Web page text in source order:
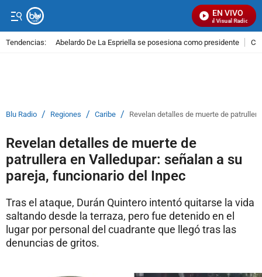
EN VIVO
Señal Visual Radio
Tendencias: Abelardo De La Espriella se posesiona como presidente
Blu Radio / Regiones / Caribe / Revelan detalles de muerte de
Revelan detalles de muerte de
patrullera en Valledupar: señalan a su
pareja, funcionario del Inpec
Tras el ataque, Durán Quintero intentó quitarse la vida
saltando desde la terraza, pero fue detenido en el
lugar por personal del cuadrante que llegó tras las
denuncias de gritos.